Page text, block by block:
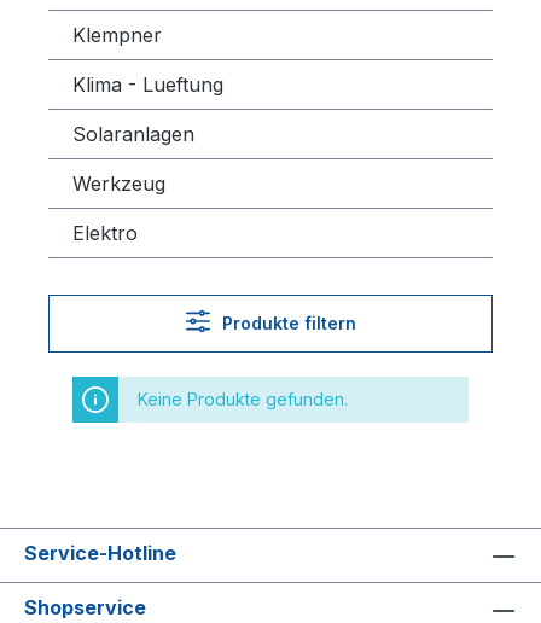
Klempner
Klima - Lueftung
Solaranlagen
Werkzeug
Elektro
Produkte filtern
Keine Produkte gefunden.
Service-Hotline
Shopservice